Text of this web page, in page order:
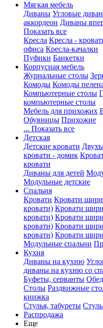
Мягкая мебель
Диваны Угловые
аккордеон Диваны
Показать все
Кресла Кресла -
офиса Кресла-качалки
Пуфики Банкетки
Корпусная мебель
Журнальные столы
Комоды Комоды
Компьютерные столы
компьютерные столы
Мебель для прихожих
Обувницы Прихожие
... Показать все
Детская
Детские кровати
кровати - домик
кровати
Диваны для детей
Модульные детские
Спальня
Кровати Кровати
кровати) Кровати
кровати) Кровати
кровати) Кровати
кровати) Кровати
Модульные спальни
Кухня
Диваны на кухню
диваны на кухню со
Буфеты, серванты
Столы Раздвижные
книжка
Стулья, табуреты
Распродажа
Еще